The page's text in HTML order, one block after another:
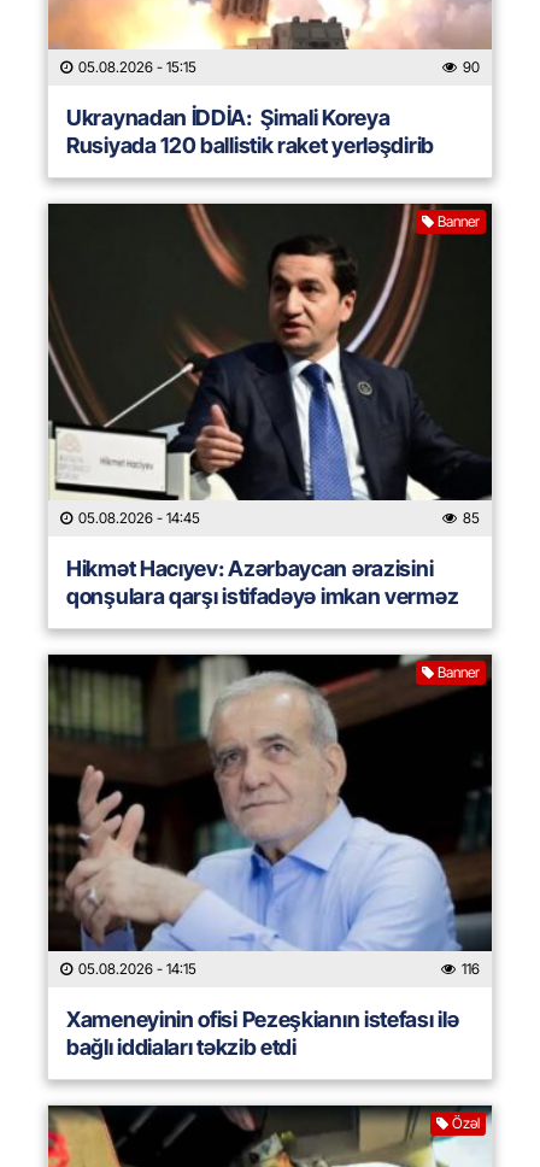
05.08.2026 - 15:15 90
Ukraynadan İDDİA: Şimali Koreya
Rusiyada 120 ballistik raket yerləşdirib
Banner
05.08.2026 - 14:45 85
Hikmət Hacıyev: Azərbaycan ərazisini
qonşulara qarşı istifadəyə imkan verməz
Banner
05.08.2026 - 14:15 116
Xameneyinin ofisi Pezeşkianın istefası ilə
bağlı iddiaları təkzib etdi
Özəl